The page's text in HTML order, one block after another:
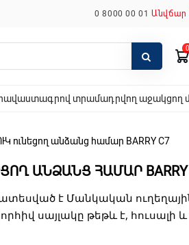
0 8000 00 01Անվճար
տրամադրվող աջակցող
ունեցող անձանց համար BARRY C7
ԱՆՁԱՆՑ ՀԱՄԱՐ BARRY
է Մանկական
սայլակը թեթև է, հուսալի